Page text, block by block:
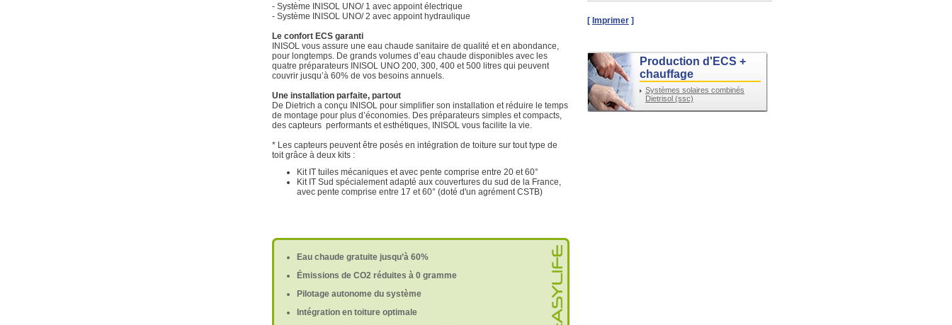
- Système INISOL UNO/ 1 avec appoint électrique
- Système INISOL UNO/ 2 avec appoint hydraulique
Le confort ECS garanti
INISOL vous assure une eau chaude sanitaire de qualité et en abondance,
pour longtemps. De grands volumes d’eau chaude disponibles avec les
quatre préparateurs INISOL UNO 200, 300, 400 et 500 litres qui peuvent
couvrir jusqu’à 60% de vos besoins annuels.
Une installation parfaite, partout
De Dietrich a conçu INISOL pour simplifier son installation et réduire le temps
de montage pour plus d’économies. Des préparateurs simples et compacts,
des capteurs performants et esthétiques, INISOL vous facilite la vie.
* Les capteurs peuvent être posés en intégration de toiture sur tout type de
toit grâce à deux kits :
Kit IT tuiles mécaniques et avec pente comprise entre 20 et 60°
Kit IT Sud spécialement adapté aux couvertures du sud de la France,
avec pente comprise entre 17 et 60° (doté d'un agrément CSTB)
Eau chaude gratuite jusqu’à 60%
Émissions de CO2 réduites à 0 gramme
Pilotage autonome du système
Intégration en toiture optimale
[ Imprimer ]
Production d'ECS +
chauffage
Systèmes solaires combinés
Dietrisol (ssc)